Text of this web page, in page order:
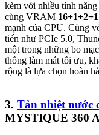
kèm với nhiều tính
cùng VRAM
mạnh của CPU. Cùng
tiến như PCIe 5.0,
một trong những bo
thống làm mát tối ưu,
rộng là lựa chọn hoàn
3. Tản nhiệt nước
MYSTIQUE 360